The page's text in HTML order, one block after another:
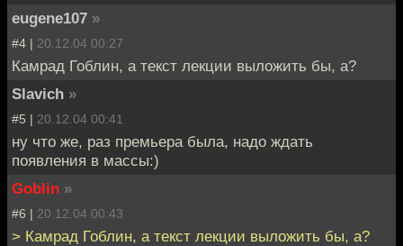
eugene107 »
#4 | 20.12.04 00:27
Камрад Гоблин, а текст лекции выложить бы, а?
Slavich »
#5 | 20.12.04 00:41
ну что же, раз премьера была, надо ждать
появления в массы:)
Goblin »
#6 | 20.12.04 00:43
> Камрад Гоблин, а текст лекции выложить бы, а?